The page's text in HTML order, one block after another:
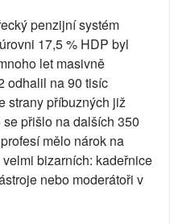
penzijní systém
17,5 % HDP byl
let masivně
odhalil na 90 tisíc
strany příbuzných již
přišlo na dalších 350
mělo nárok na
bizarních: kadeřnice
nebo moderátoři v